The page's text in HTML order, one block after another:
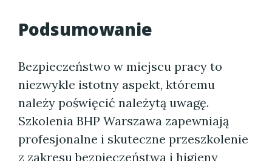
Podsumowanie
Bezpieczeństwo w miejscu pracy to
niezwykle istotny aspekt, któremu
należy poświęcić należytą uwagę.
Szkolenia BHP Warszawa zapewniają
profesjonalne i skuteczne przeszkolenie
z zakresu bezpieczeństwa i higieny